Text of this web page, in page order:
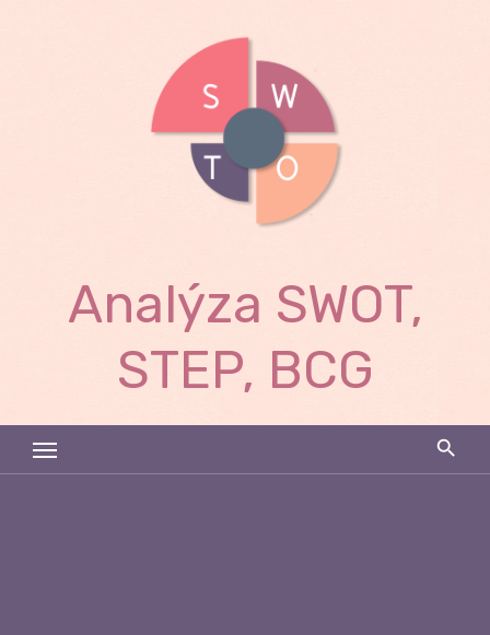
Analýza SWOT,
STEP, BCG